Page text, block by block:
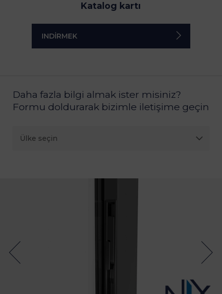
Katalog kartı
INDIRMEK
Daha fazla bilgi almak ister misiniz?
Formu doldurarak bizimle iletişime geçin